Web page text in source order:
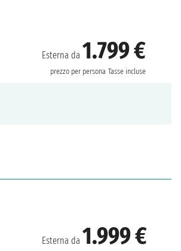
Esterna da 1.799 €
prezzo per persona Tasse incluse
Esterna da 1.999 €